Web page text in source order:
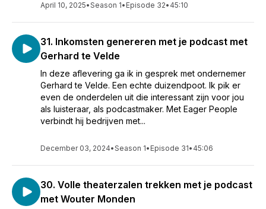
April 10, 2025•Season 1• Episode 32• 45:10
31. Inkomsten genereren met je podcast met
Gerhard te Velde
In deze aflevering ga ik in gesprek met ondernemer
Gerhard te Velde. Een echte duizendpoot. Ik pik er
even de onderdelen uit die interessant zijn voor jou
als luisteraar, als podcastmaker. Met Eager People
verbindt hij bedrijven met...
December 03, 2024•Season 1• Episode 31• 45:06
30. Volle theaterzalen trekken met je podcast
met Wouter Monden